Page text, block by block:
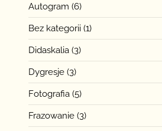
Autogram (6)
Bez kategorii (1)
Didaskalia (3)
Dygresje (3)
Fotografia (5)
Frazowanie (3)